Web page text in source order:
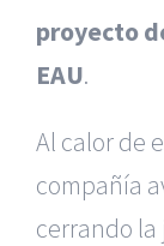
proyecto
EAU.
Al calor de
compañía
cerrando